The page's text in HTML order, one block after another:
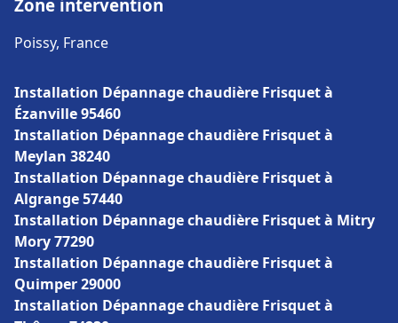
Zone intervention
Poissy, France
Installation Dépannage chaudière Frisquet à
Ézanville 95460
Installation Dépannage chaudière Frisquet à
Meylan 38240
Installation Dépannage chaudière Frisquet à
Algrange 57440
Installation Dépannage chaudière Frisquet à Mitry
Mory 77290
Installation Dépannage chaudière Frisquet à
Quimper 29000
Installation Dépannage chaudière Frisquet à